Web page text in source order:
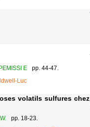
E
pp. 44-47.
Luc
volatils sulfures chez
pp. 18-23.